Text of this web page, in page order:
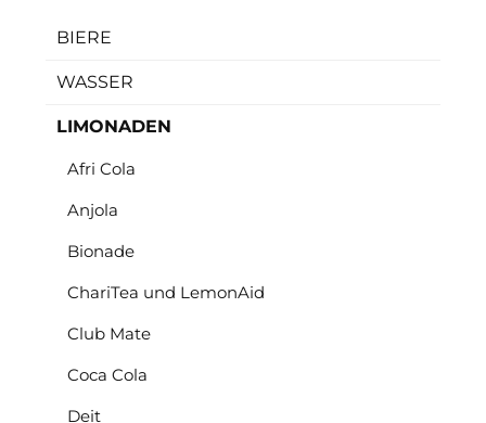
BIERE
WASSER
LIMONADEN
Afri Cola
Anjola
Bionade
ChariTea und LemonAid
Club Mate
Coca Cola
Deit